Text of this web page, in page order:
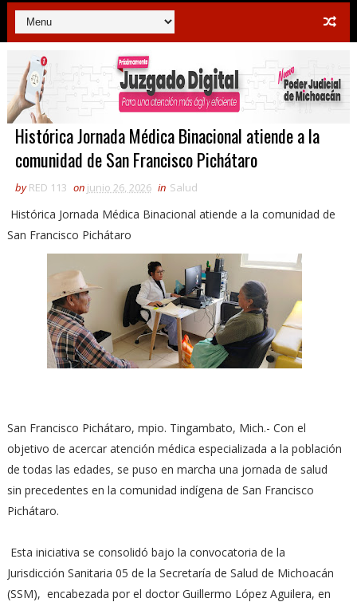
Histórica Jornada Médica Binacional atiende a la
comunidad de San Francisco Pichátaro
by RED 113 on junio 26, 2026 in Salud
Histórica Jornada Médica Binacional atiende a la comunidad de
San Francisco Pichátaro
San Francisco Pichátaro, mpio. Tingambato, Mich.- Con el
objetivo de acercar atención médica especializada a la población
de todas las edades, se puso en marcha una jornada de salud
sin precedentes en la comunidad indígena de San Francisco
Pichátaro.
Esta iniciativa se consolidó bajo la convocatoria de la
Jurisdicción Sanitaria 05 de la Secretaría de Salud de Michoacán
(SSM), encabezada por el doctor Guillermo López Aguilera, en